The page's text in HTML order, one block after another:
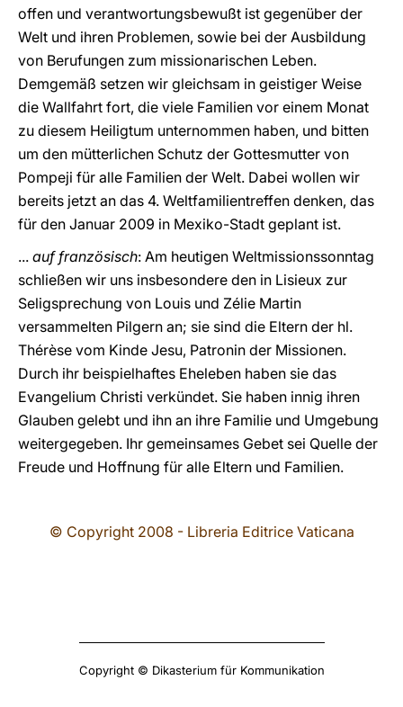
offen und verantwortungsbewußt ist gegenüber der
Welt und ihren Problemen, sowie bei der Ausbildung
von Berufungen zum missionarischen Leben.
Demgemäß setzen wir gleichsam in geistiger Weise
die Wallfahrt fort, die viele Familien vor einem Monat
zu diesem Heiligtum unternommen haben, und bitten
um den mütterlichen Schutz der Gottesmutter von
Pompeji für alle Familien der Welt. Dabei wollen wir
bereits jetzt an das 4. Weltfamilientreffen denken, das
für den Januar 2009 in Mexiko-Stadt geplant ist.
... auf französisch: Am heutigen Weltmissionssonntag
schließen wir uns insbesondere den in Lisieux zur
Seligsprechung von Louis und Zélie Martin
versammelten Pilgern an; sie sind die Eltern der hl.
Thérèse vom Kinde Jesu, Patronin der Missionen.
Durch ihr beispielhaftes Eheleben haben sie das
Evangelium Christi verkündet. Sie haben innig ihren
Glauben gelebt und ihn an ihre Familie und Umgebung
weitergegeben. Ihr gemeinsames Gebet sei Quelle der
Freude und Hoffnung für alle Eltern und Familien.
© Copyright 2008 - Libreria Editrice Vaticana
Copyright © Dikasterium für Kommunikation